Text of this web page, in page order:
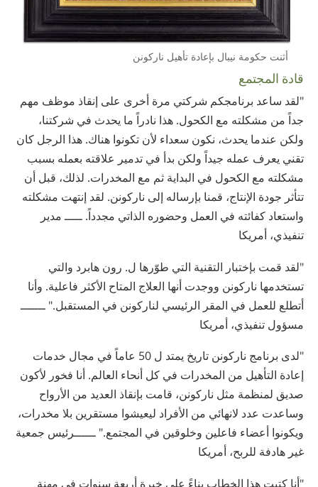
أثنت حكومة نيبال بإعادة تأهيل ناركونن
قادة المجتمع
"لقد ساعد برنامجكم شركتي مرة أخرى على إنقاذ موظف مهم
جداً من مشكلته مع الكحول. هذا نادراً ما يحدث في شركتنا،
ولكن عندما يحدث، نكون سعداء لأن تكونوا هناك. هذا الرجل كان
تقني يعرف عمله جيداً ولكن بدأ في تدمير علاقته بعمله بسبب
مشكلته مع الكحول في البداية ثم مع المخدرات. لذلك، قبل أن
تتأثر جودة الإنتاج، قمنا بإرساله إلى ناركونن. لقد إنتهت مشكلته
واستعاد كفائته في العمل وحضوره الذاتي مجدداً. ـــــ مدير
تنفيذي، أمريكا
"لقد قمت بإختبار التقنية التي طوّرها ل. رون هابرد والتي
تستخدمها ناركونن ووجدت أنها العلاج المتاح الأكثر فاعلية. وأنا
أتطلع للعمل في المقر الرئيسي لناركونن في المستقبل." ـــــــ
مسؤول تنفيذي، أمريكا
"لدى برنامج ناركونن تاريخ يمتد ل 50 عاماً في مجال خدمات
إعادة التأهيل من المخدرات في كل أنحاء العالم. أنا فخور لأكون
صديق لمنظمة مثل ناركونن، قامت بإنقاذ العديد من الأرواح
وساعدت عدد لانهائي من الأفراد ليعيشوا مستقرين بلا مخدرات،
ويكونوا أعضاء فاعلين وخلوقين في المجتمع." ــــــرئيس جمعية
غير هادفة للربح، أمريكا
"أنا كتبت هذا الخطاب بناءً على خبرة أربعة سنوات في مهنة